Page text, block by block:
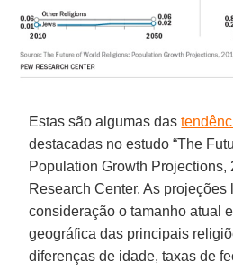
Estas são algumas das
destacadas no estudo “The
Population Growth Projections,
Research Center. As projeções
consideração o tamanho atual
geográfica das principais
diferenças de idade, taxas de